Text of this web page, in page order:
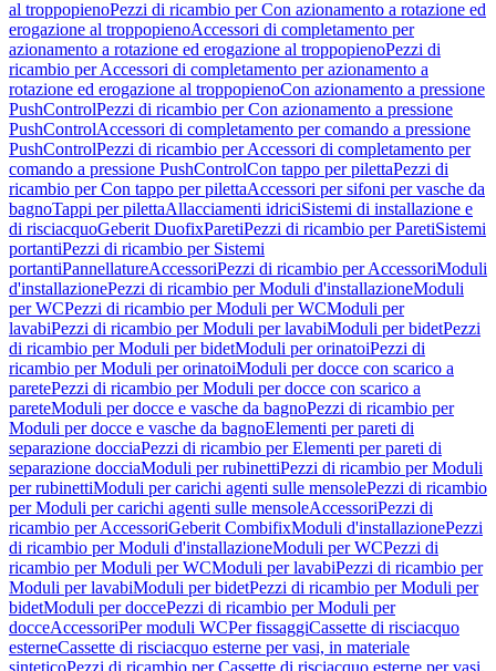
al troppopienoPezzi di ricambio per Con azionamento a rotazione ed
erogazione al troppopienoAccessori di completamento per
azionamento a rotazione ed erogazione al troppopienoPezzi di
ricambio per Accessori di completamento per azionamento a
rotazione ed erogazione al troppopienoCon azionamento a pressione
PushControlPezzi di ricambio per Con azionamento a pressione
PushControlAccessori di completamento per comando a pressione
PushControlPezzi di ricambio per Accessori di completamento per
comando a pressione PushControlCon tappo per pilettaPezzi di
ricambio per Con tappo per pilettaAccessori per sifoni per vasche da
bagnoTappi per pilettaAllacciamenti idriciSistemi di installazione e
di risciacquoGeberit DuofixParetiPezzi di ricambio per ParetiSistemi
portantiPezzi di ricambio per Sistemi
portantiPannellatureAccessoriPezzi di ricambio per AccessoriModuli
d'installazionePezzi di ricambio per Moduli d'installazioneModuli
per WCPezzi di ricambio per Moduli per WCModuli per
lavabiPezzi di ricambio per Moduli per lavabiModuli per bidetPezzi
di ricambio per Moduli per bidetModuli per orinatoiPezzi di
ricambio per Moduli per orinatoiModuli per docce con scarico a
paretePezzi di ricambio per Moduli per docce con scarico a
pareteModuli per docce e vasche da bagnoPezzi di ricambio per
Moduli per docce e vasche da bagnoElementi per pareti di
separazione docciaPezzi di ricambio per Elementi per pareti di
separazione docciaModuli per rubinettiPezzi di ricambio per Moduli
per rubinettiModuli per carichi agenti sulle mensolePezzi di ricambio
per Moduli per carichi agenti sulle mensoleAccessoriPezzi di
ricambio per AccessoriGeberit CombifixModuli d'installazionePezzi
di ricambio per Moduli d'installazioneModuli per WCPezzi di
ricambio per Moduli per WCModuli per lavabiPezzi di ricambio per
Moduli per lavabiModuli per bidetPezzi di ricambio per Moduli per
bidetModuli per doccePezzi di ricambio per Moduli per
docceAccessoriPer moduli WCPer fissaggiCassette di risciacquo
esterneCassette di risciacquo esterne per vasi, in materiale
sinteticoPezzi di ricambio per Cassette di risciacquo esterne per vasi,